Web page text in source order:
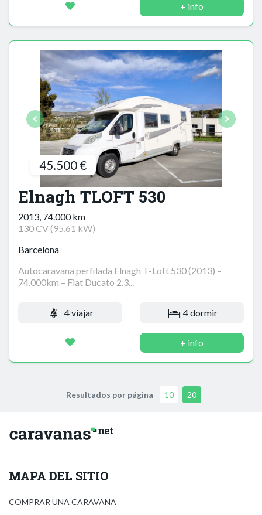
+ info
45.500 €
Elnagh TLOFT 530
2013, 74.000 km
130 CV (95,61 kW)
Barcelona
Autocaravana perfilada Elnagh T-Loft 530 (2013) –
74.000km – Fiat Ducato 2.3...
4 viajar 4 dormir
+ info
Resultados por página 10 20
MAPA DEL SITIO
COMPRAR UNA CARAVANA